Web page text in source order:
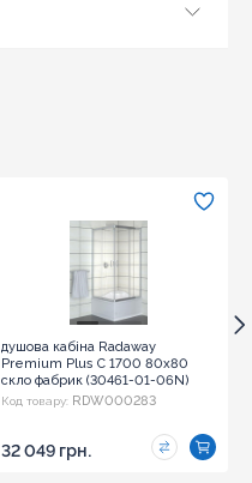
душова кабіна Radaway
Premium Plus C 1700 80x80
скло фабрик (30461-01-06N)
Код товару: RDW000283
32 049 грн.